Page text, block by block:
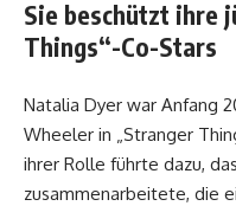
Sie beschützt ihre
Things“-Co-Stars
Natalia Dyer war Anfang
Wheeler in „Stranger
ihrer Rolle führte dazu,
zusammenarbeitete, die